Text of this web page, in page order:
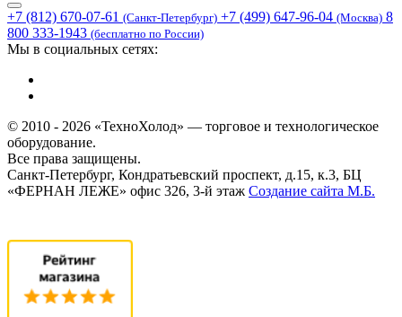
+7 (812) 670-07-61 (Санкт-Петербург) +7 (499) 647-96-04 (Москва) 8
800 333-1943 (бесплатно по России)
Мы в социальных сетях:
© 2010 - 2026 «ТехноХолод» — торговое и технологическое
оборудование.
Все права защищены.
Санкт-Петербург, Кондратьевский проспект, д.15, к.3, БЦ
«ФЕРНАН ЛЕЖЕ» офис 326, 3-й этаж Создание сайта М.Б.